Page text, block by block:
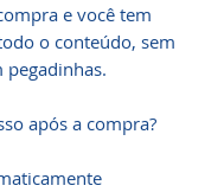
e você tem
o conteúdo, sem
pegadinhas.
após a compra?